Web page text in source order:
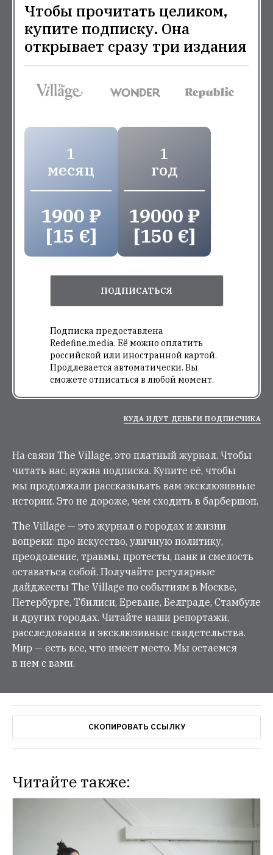
Чтобы прочитать целиком,
купите подписку. Она
открывает сразу три издания
1
месяц
1900 ₽
[15 €]
1
год
19000 ₽
[150 €]
ПОДПИСАТЬСЯ
Подписка предоставлена
Redefine.media. Её можно оплатить
российской или иностранной картой.
Продлевается автоматически. Вы
сможете отписаться в любой момент.
КУДА ИДУТ ДЕНЬГИ ПОДПИСЧИКА
На связи The Village, это платный журнал. Чтобы
читать нас, нужна подписка. Купите её, чтобы
мы продолжали рассказывать вам эксклюзивные
истории. Это не дороже, чем сходить в барбершоп.
The Village — это журнал о городах и жизни
вопреки: про искусство, уличную политику,
преодоление, травмы, протесты, панк и смелость
оставаться собой. Получайте регулярные
дайджесты The Village по событиям в Москве,
Петербурге, Тбилиси, Ереване, Белграде, Стамбуле
и других городах. Читайте наши репортажи,
расследования и эксклюзивные свидетельства.
Мир — есть все, что имеет место. Мы остаемся
в нем с вами.
СКОПИРОВАТЬ ССЫЛКУ
Читайте также: